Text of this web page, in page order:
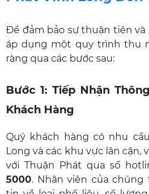
Để đảm bảo sự thuận tiện và
áp dụng một quy trình thu
ràng qua các bước sau:
Bước 1: Tiếp Nhận
Khách Hàng
Quý khách hàng có nhu
Long và các khu vực lân cận,
với Thuận Phát qua số
5000. Nhân viên của